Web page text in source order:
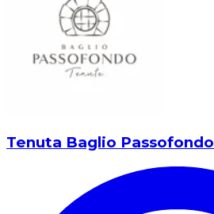
Tenuta Baglio Passofondo